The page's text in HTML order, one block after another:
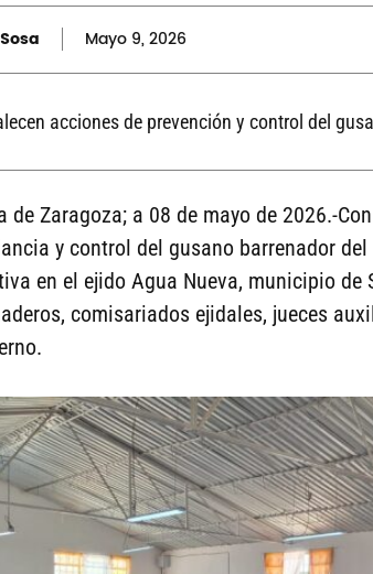
Mayo 9, 2026
acciones de prevención y control del
de Zaragoza; a 08 de mayo de 2026.-
y control del gusano barrenador
en el ejido Agua Nueva, municipio
comisariados ejidales, jueces